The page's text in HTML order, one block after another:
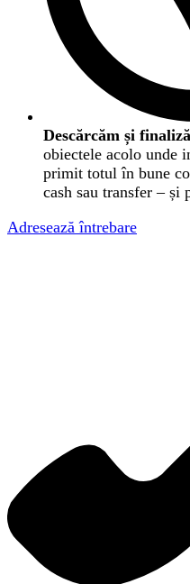
Descărcăm și
obiectele acolo unde
primit totul în bune
cash sau transfer –
Adresează întrebare